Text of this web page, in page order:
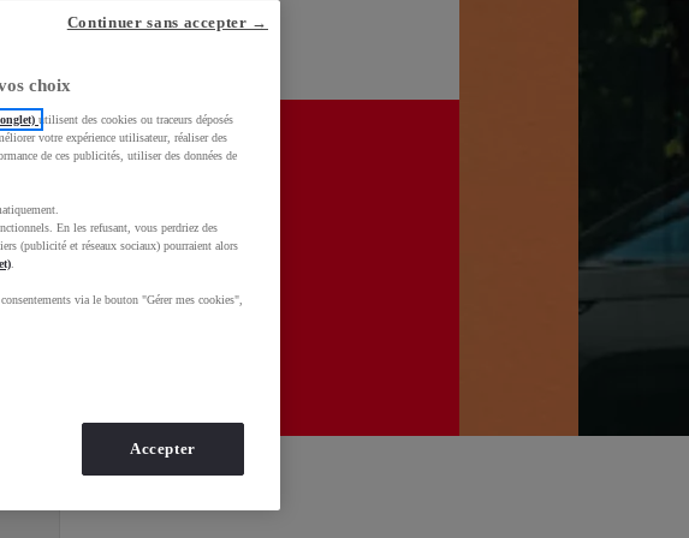
choix
utilisent des cookies ou traceurs déposés
votre expérience utilisateur, réaliser des
de ces publicités, utiliser des données de
En les refusant, vous perdriez des
(publicité et réseaux sociaux) pourraient alors
via le bouton "Gérer mes cookies",
Continuer sans accepter →
Accepter